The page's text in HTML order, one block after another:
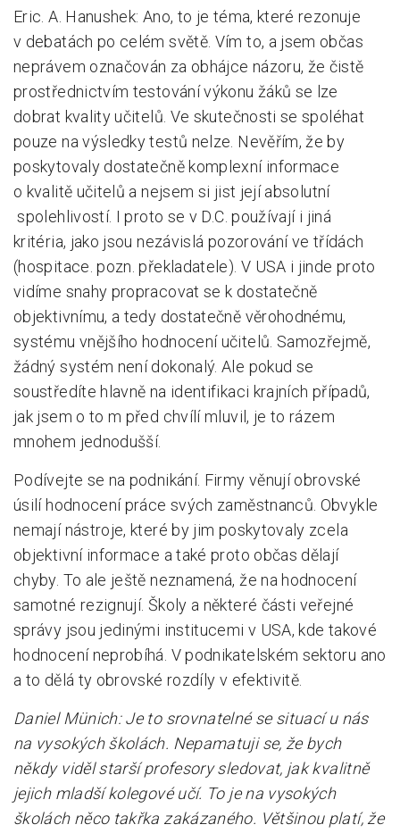
Eric. A. Hanushek: Ano, to je téma, které rezonuje
v debatách po celém světě. Vím to, a jsem občas
neprávem označován za obhájce názoru, že čistě
prostřednictvím testování výkonu žáků se lze
dobrat kvality učitelů. Ve skutečnosti se spoléhat
pouze na výsledky testů nelze. Nevěřím, že by
poskytovaly dostatečně komplexní informace
o kvalitě učitelů a nejsem si jist její absolutní
spolehlivostí. I proto se v D.C. používají i jiná
kritéria, jako jsou nezávislá pozorování ve třídách
(hospitace. pozn. překladatele). V USA i jinde proto
vidíme snahy propracovat se k dostatečně
objektivnímu, a tedy dostatečně věrohodnému,
systému vnějšího hodnocení učitelů. Samozřejmě,
žádný systém není dokonalý. Ale pokud se
soustředíte hlavně na identifikaci krajních případů,
jak jsem o to m před chvílí mluvil, je to rázem
mnohem jednodušší.
Podívejte se na podnikání. Firmy věnují obrovské
úsilí hodnocení práce svých zaměstnanců. Obvykle
nemají nástroje, které by jim poskytovaly zcela
objektivní informace a také proto občas dělají
chyby. To ale ještě neznamená, že na hodnocení
samotné rezignují. Školy a některé části veřejné
správy jsou jedinými institucemi v USA, kde takové
hodnocení neprobíhá. V podnikatelském sektoru ano
a to dělá ty obrovské rozdíly v efektivitě.
Daniel Münich: Je to srovnatelné se situací u nás
na vysokých školách. Nepamatuji se, že bych
někdy viděl starší profesory sledovat, jak kvalitně
jejich mladší kolegové učí. To je na vysokých
školách něco takřka zakázaného. Většinou platí, že